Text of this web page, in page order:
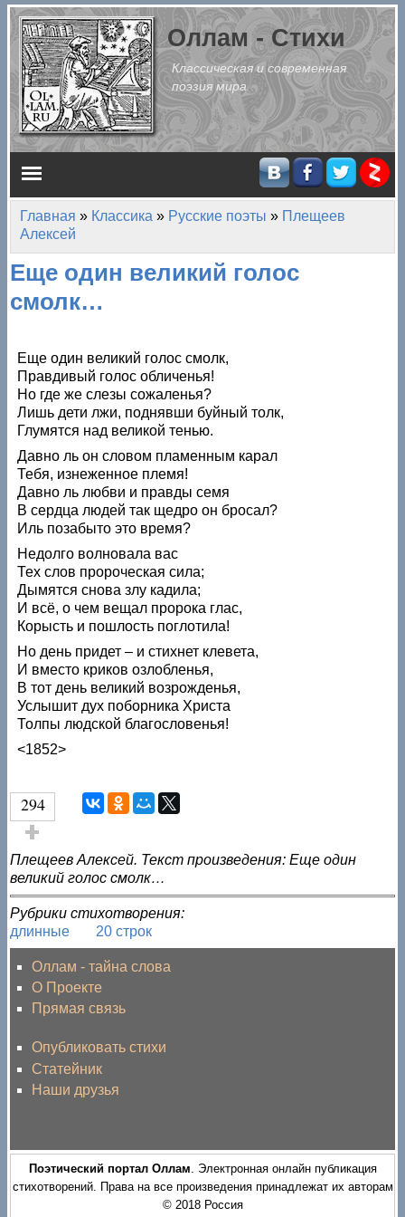
Перейти к основному содержанию
Оллам - Стихи
Классическая и современная
поэзия мира
Главное меню
Вы здесь
Главная » Классика » Русские поэты » Плещеев
Алексей
Еще один великий голос
смолк…
Еще один великий голос смолк,
Правдивый голос обличенья!
Но где же слезы сожаленья?
Лишь дети лжи, поднявши буйный толк,
Глумятся над великой тенью.
Давно ль он словом пламенным карал
Тебя, изнеженное племя!
Давно ль любви и правды семя
В сердца людей так щедро он бросал?
Иль позабыто это время?
Недолго волновала вас
Тех слов пророческая сила;
Дымятся снова злу кадила;
И всё, о чем вещал пророка глас,
Корысть и пошлость поглотила!
Но день придет – и стихнет клевета,
И вместо криков озлобленья,
В тот день великий возрожденья,
Услышит дух поборника Христа
Толпы людской благословенья!
<1852>
294
Голос за!
Плещеев Алексей. Текст произведения: Еще один
великий голос смолк…
Рубрики стихотворения:
длинные
20 строк
Оллам - тайна слова
О Проекте
Прямая связь
Опубликовать стихи
Статейник
Наши друзья
Поэтический портал Оллам. Электронная онлайн публикация
стихотворений. Права на все произведения принадлежат их авторам
© 2018 Россия